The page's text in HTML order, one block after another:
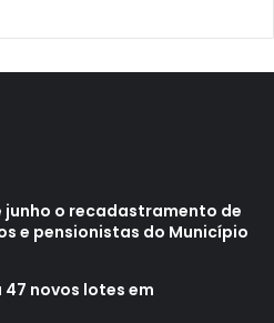
junho o recadastramento de
e pensionistas do Município
novos lotes em